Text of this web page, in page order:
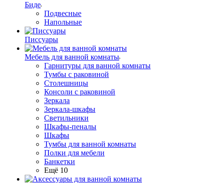
Биде
Подвесные
Напольные
Писсуары
Мебель для ванной комнаты
Гарнитуры для ванной комнаты
Тумбы с раковиной
Столешницы
Консоли с раковиной
Зеркала
Зеркала-шкафы
Светильники
Шкафы-пеналы
Шкафы
Тумбы для ванной комнаты
Полки для мебели
Банкетки
Ещё 10